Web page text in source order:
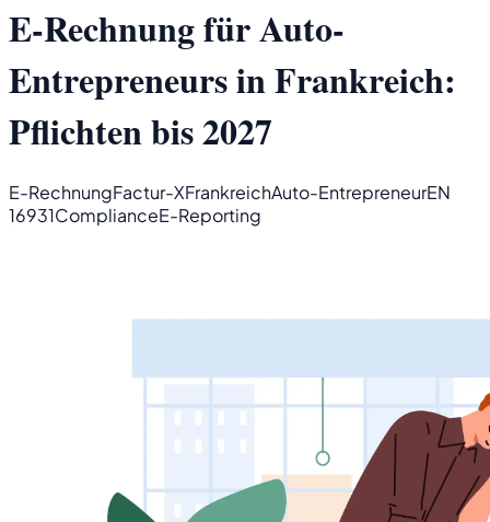
E-Rechnung für Auto-
Entrepreneurs in Frankreich:
Pflichten bis 2027
E-RechnungFactur-XFrankreichAuto-EntrepreneurEN
16931ComplianceE-Reporting